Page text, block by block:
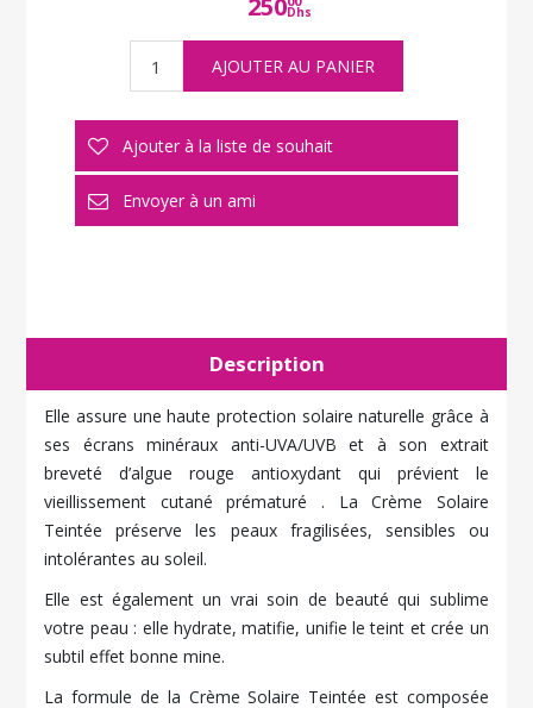
250Dhs
Description
Elle assure une haute protection solaire naturelle grâce à
ses écrans minéraux anti-UVA/UVB et à son extrait
breveté d’algue rouge antioxydant qui prévient le
vieillissement cutané prématuré . La Crème Solaire
Teintée préserve les peaux fragilisées, sensibles ou
intolérantes au soleil.
Elle est également un vrai soin de beauté qui sublime
votre peau : elle hydrate, matifie, unifie le teint et crée un
subtil effet bonne mine.
La formule de la Crème Solaire Teintée est composée